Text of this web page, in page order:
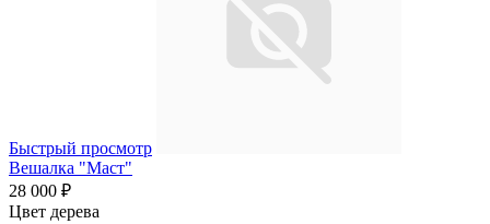
Быстрый просмотр
Вешалка "Маст"
28 000 ₽
Цвет дерева